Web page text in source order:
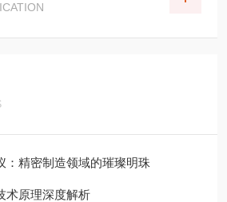
：精密制造领域的璀璨明珠
术原理深度解析